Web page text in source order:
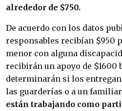
alrededor de $750.
De acuerdo con los datos
responsables recibían $950
menor con alguna
recibirán un apoyo de $1600
determinarán si los
las guarderías o a un
están trabajando como